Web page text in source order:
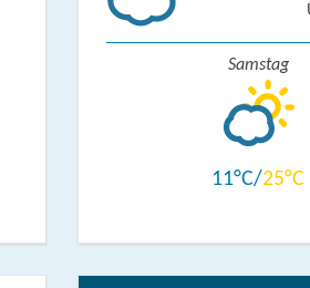
Samstag
11 25